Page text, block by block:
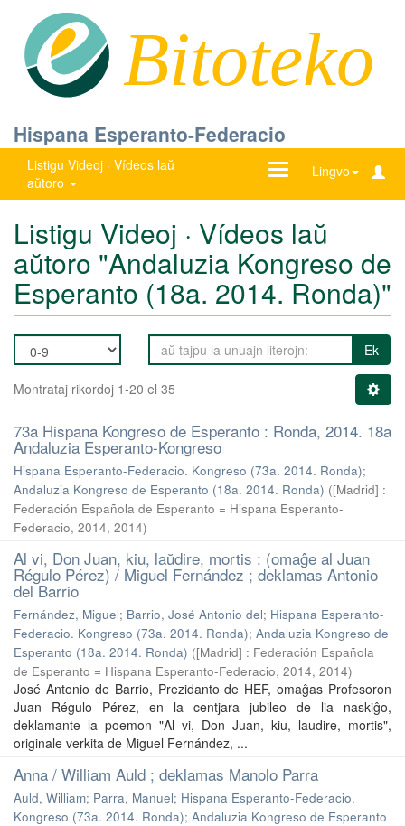
Bitoteko
Hispana Esperanto-Federacio
Listigu Videoj · Vídeos laŭ
aŭtoro
Lingvo
Ŝanĝu
Listigu Videoj · Vídeos laŭ
aŭtoro "Andaluzia Kongreso de
Esperanto (18a. 2014. Ronda)"
Ek
Montrataj rikordoj 1-20 el 35
73a Hispana Kongreso de Esperanto : Ronda, 2014. 18a
Andaluzia Esperanto-Kongreso
Hispana Esperanto-Federacio. Kongreso (73a. 2014. Ronda);
Andaluzia Kongreso de Esperanto (18a. 2014. Ronda) ([Madrid] :
Federación Española de Esperanto = Hispana Esperanto-
Federacio, 2014, 2014)
Al vi, Don Juan, kiu, laŭdire, mortis : (omaĝe al Juan
Régulo Pérez) / Miguel Fernández ; deklamas Antonio
del Barrio
Fernández, Miguel; Barrio, José Antonio del; Hispana Esperanto-
Federacio. Kongreso (73a. 2014. Ronda); Andaluzia Kongreso de
Esperanto (18a. 2014. Ronda) ([Madrid] : Federación Española
de Esperanto = Hispana Esperanto-Federacio, 2014, 2014)
José Antonio de Barrio, Prezidanto de HEF, omaĝas Profesoron
Juan Régulo Pérez, en la centjara jubileo de lia naskiĝo,
deklamante la poemon "Al vi, Don Juan, kiu, laudire, mortis",
originale verkita de Miguel Fernández, ...
Anna / William Auld ; deklamas Manolo Parra
Auld, William; Parra, Manuel; Hispana Esperanto-Federacio.
Kongreso (73a. 2014. Ronda); Andaluzia Kongreso de Esperanto